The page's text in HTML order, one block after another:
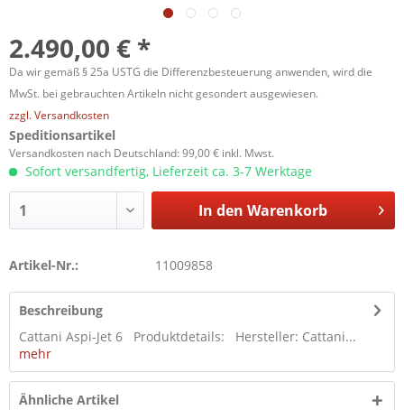
2.490,00 € *
Da wir gemäß § 25a USTG die Differenzbesteuerung anwenden, wird die
MwSt. bei gebrauchten Artikeln nicht gesondert ausgewiesen.
zzgl. Versandkosten
Speditionsartikel
Versandkosten nach Deutschland: 99,00 € inkl. Mwst.
Sofort versandfertig, Lieferzeit ca. 3-7 Werktage
In den Warenkorb
Artikel-Nr.: 11009858
Beschreibung
Cattani Aspi-Jet 6 Produktdetails: Hersteller: Cattani...
mehr
Ähnliche Artikel